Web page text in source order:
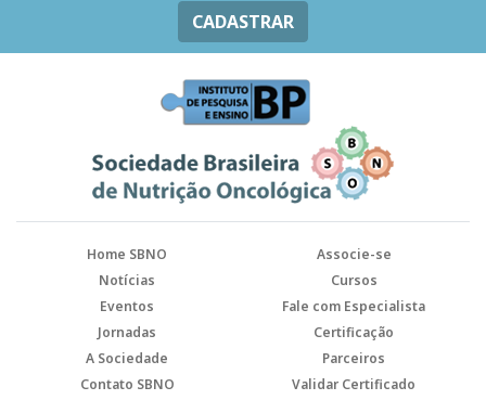
CADASTRAR
Home SBNO
Associe-se
Notícias
Cursos
Eventos
Fale com Especialista
Jornadas
Certificação
A Sociedade
Parceiros
Contato SBNO
Validar Certificado